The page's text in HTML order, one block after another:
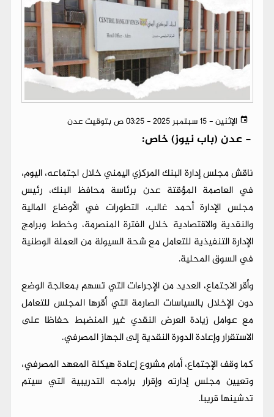
الإثنين - 15 سبتمبر 2025 - 03:25 ص بتوقيت عدن
- عدن (باب نيوز) خاص:
ناقش مجلس إدارة البنك المركزي اليمني خلال اجتماعه، اليوم،
في العاصمة المؤقتة عدن برئاسة محافظ البنك، رئيس
مجلس الإدارة أحمد غالب، التطورات في الأوضاع المالية
والنقدية والاقتصادية خلال الفترة المنصرمة، وخطط وبرامج
الإدارة التنفيذية للتعامل مع شحة السيولة من العملة الوطنية
في السوق المحلية.
وأقر الاجتماع، العديد من الإجراءات التي تسهم بمعالجة الوضع
دون الإخلال بالسياسات الصارمة التي أقرها المجلس للتعامل
مع عوامل زيادة العرض النقدي غير المنضبط حفاظا على
الاستقرار وإعادة الدورة النقدية إلى الجهاز المصرفي.
كما وقف الإجتماع، أمام مشروع إعادة هيكلة المعهد المصرفي،
وتعيين مجلس إدارته وإقرار برامجه التدريبية التي سيتم
تدشينها قريبا.